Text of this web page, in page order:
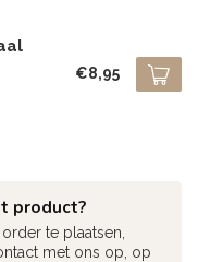
€8,95
product?
te plaatsen,
met ons op, op